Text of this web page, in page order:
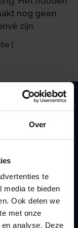
Over
te
media te bieden
Ook delen we
met onze
analyse. Deze
nog geen
zijn.
|
opstellen
de BV